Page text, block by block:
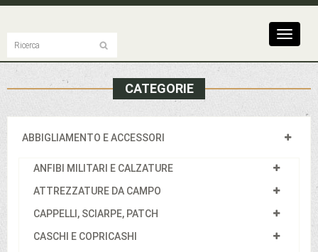
Toggle
CATEGORIE
ABBIGLIAMENTO E ACCESSORI
ANFIBI MILITARI E CALZATURE
ATTREZZATURE DA CAMPO
CAPPELLI, SCIARPE, PATCH
CASCHI E COPRICASHI